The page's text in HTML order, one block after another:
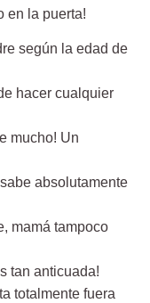
en la puerta!
según la edad de
hacer cualquier
mucho! Un
absolutamente
mamá tampoco
tan anticuada!
totalmente fuera